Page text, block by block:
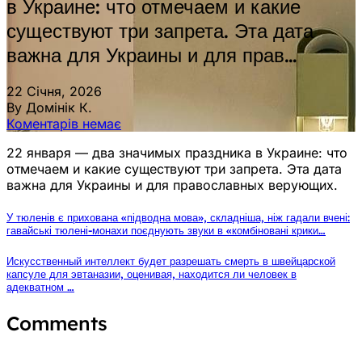
в Украине: что отмечаем и какие
существуют три запрета. Эта дата
важна для Украины и для прав…
22 Січня, 2026
By Домінік К.
Коментарів немає
22 января — два значимых праздника в Украине: что
отмечаем и какие существуют три запрета. Эта дата
важна для Украины и для православных верующих.
У тюленів є прихована «підводна мова», складніша, ніж гадали вчені:
гавайські тюлені-монахи поєднують звуки в «комбіновані крики…
Искусственный интеллект будет разрешать смерть в швейцарской
капсуле для эвтаназии, оценивая, находится ли человек в
адекватном …
Comments